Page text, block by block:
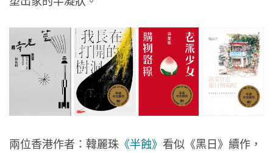
兩位香港作者：韓麗珠 《半蝕》 看似《黑日》續作，